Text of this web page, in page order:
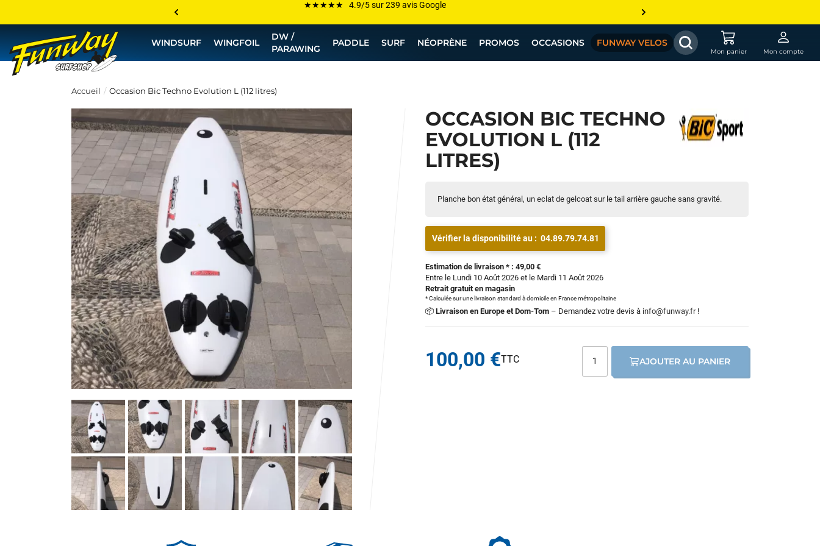
Les plus grandes marques sont chez Funway
Jusqu’à -75% de remise sur le windsurf, wingfoil, etc...
💰 Meilleur prix garanti — Moins cher ailleurs ? On s’aligne !
WINDSURF WINGFOIL
DW /
PARAWING
PADDLE SURF NÉOPRÈNE PROMOS OCCASIONS FUNWAY VELOS
Mon panier Mon compte
Accueil Occasion Bic Techno Evolution L (112 litres)
OCCASION BIC TECHNO
EVOLUTION L (112
LITRES)
Planche bon état général, un eclat de gelcoat sur le tail arrière gauche sans gravité.
Vérifier la disponibilité au : 04.89.79.74.81
Estimation de livraison * : 49,00 €
Entre le Lundi 10 Août 2026 et le Mardi 11 Août 2026
Retrait gratuit en magasin
* Calculée sur une livraison standard à domicile en France métropolitaine
📦 Livraison en Europe et Dom-Tom – Demandez votre devis à info@funway.fr!
100,00 € AJOUTER AU PANIER